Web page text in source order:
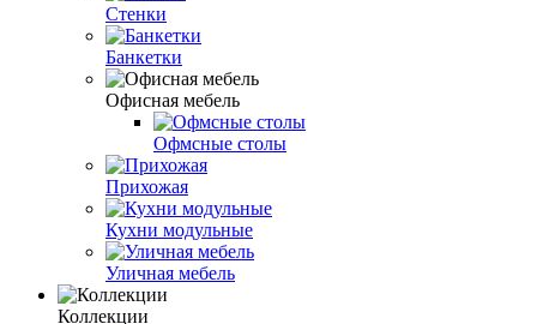
Стенки
Банкетки
Офисная мебель
Офмсные столы
Прихожая
Кухни модульные
Уличная мебель
Коллекции